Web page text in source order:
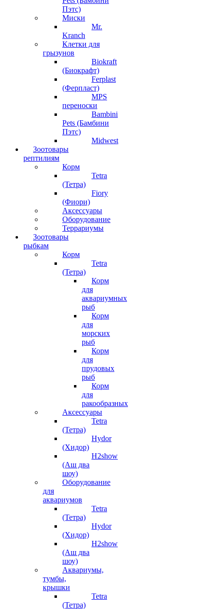
Пэтс)
Миски
Mr.
Kranch
Клетки для
грызунов
Biokraft
(Биокрафт)
Ferplast
(Ферпласт)
MPS
переноски
Bambini
Pets (Бамбини
Пэтс)
Midwest
Зоотовары
рептилиям
Корм
Tetra
(Тетра)
Fiory
(Фиори)
Аксессуары
Оборудование
Террариумы
Зоотовары
рыбкам
Корм
Tetra
(Тетра)
Корм
для
аквариумных
рыб
Корм
для
морских
рыб
Корм
для
прудовых
рыб
Корм
для
ракообразных
Аксессуары
Tetra
(Тетра)
Hydor
(Хидор)
H2show
(Аш два
шоу)
Оборудование
для
аквариумов
Tetra
(Тетра)
Hydor
(Хидор)
H2show
(Аш два
шоу)
Аквариумы,
тумбы,
крышки
Tetra
(Тетра)